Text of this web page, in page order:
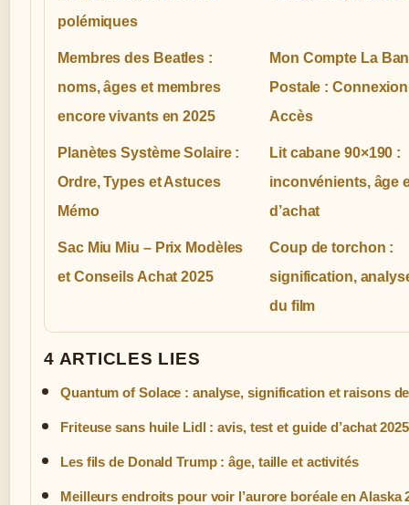
polémiques
Membres des Beatles :
noms, âges et membres
encore vivants en 2025
Mon Compte La
Postale :
Accès
Planètes Système Solaire :
Ordre, Types et Astuces
Mémo
Lit cabane 90×190 :
inconvénients, âge
d’achat
Sac Miu Miu – Prix Modèles
et Conseils Achat 2025
Coup de torchon :
signification,
du film
4 ARTICLES LIES
Quantum of Solace : analyse, signification et raisons de
Friteuse sans huile Lidl : avis, test et guide d’achat 2025
Les fils de Donald Trump : âge, taille et activités
Meilleurs endroits pour voir l’aurore boréale en Alaska